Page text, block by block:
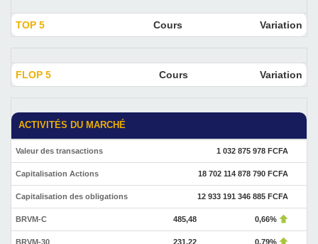
TOP 5 Cours Variation
FLOP 5 Cours Variation
ACTIVITÉS DU MARCHÉ
Valeur des transactions 1 032 875 978 FCFA
Capitalisation Actions 18 702 114 878 790 FCFA
Capitalisation des obligations 12 933 191 346 885 FCFA
BRVM-C 485,48 0,66%
BRVM-30 231,22 0,79%